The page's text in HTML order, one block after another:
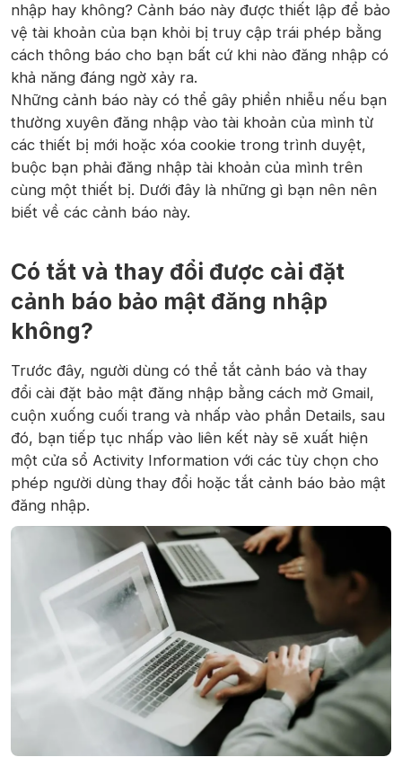
nhập hay không? Cảnh báo này được thiết lập để bảo
vệ tài khoản của bạn khỏi bị truy cập trái phép bằng
cách thông báo cho bạn bất cứ khi nào đăng nhập có
khả năng đáng ngờ xảy ra.
Những cảnh báo này có thể gây phiền nhiễu nếu bạn
thường xuyên đăng nhập vào tài khoản của mình từ
các thiết bị mới hoặc xóa cookie trong trình duyệt,
buộc bạn phải đăng nhập tài khoản của mình trên
cùng một thiết bị. Dưới đây là những gì bạn nên nên
biết về các cảnh báo này.
Có tắt và thay đổi được cài đặt
cảnh báo bảo mật đăng nhập
không?
Trước đây, người dùng có thể tắt cảnh báo và thay
đổi cài đặt bảo mật đăng nhập bằng cách mở Gmail,
cuộn xuống cuối trang và nhấp vào phần Details, sau
đó, bạn tiếp tục nhấp vào liên kết này sẽ xuất hiện
một cửa sổ Activity Information với các tùy chọn cho
phép người dùng thay đổi hoặc tắt cảnh báo bảo mật
đăng nhập.